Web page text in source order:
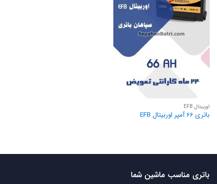
اوربیتال EFB
باتری 66 آمپر اوربیتال EFB
باتری مناسب ماشین شما